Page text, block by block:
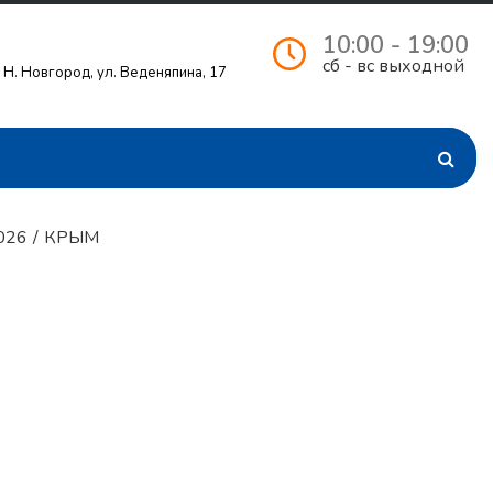
Н. Новгород, ул. Веденяпина, 17
10:00 - 19:00
сб - вс выходной
/ КРЫМ